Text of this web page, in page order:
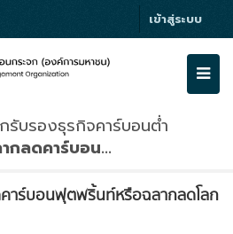
เข้าสู่ระบบ
รับรองธุรกิจคาร์บอนต่ำ
กลดคาร์บอน...
าร์บอนฟุตพริ้นท์หรือฉลากลดโลก